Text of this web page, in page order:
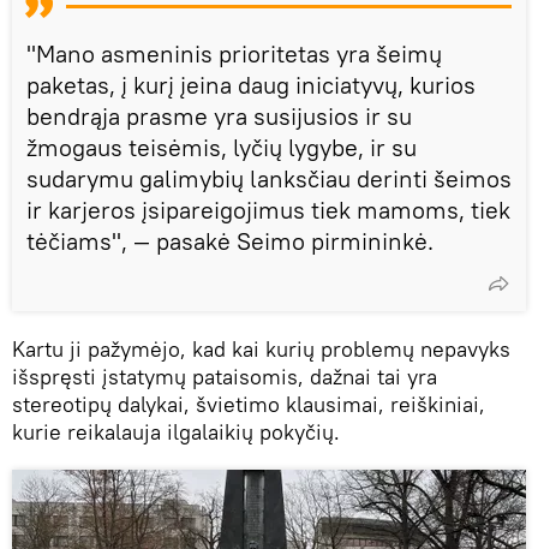
"Mano asmeninis prioritetas yra šeimų
paketas, į kurį įeina daug iniciatyvų, kurios
bendrąja prasme yra susijusios ir su
žmogaus teisėmis, lyčių lygybe, ir su
sudarymu galimybių lanksčiau derinti šeimos
ir karjeros įsipareigojimus tiek mamoms, tiek
tėčiams", — pasakė Seimo pirmininkė.
Kartu ji pažymėjo, kad kai kurių problemų nepavyks
išspręsti įstatymų pataisomis, dažnai tai yra
stereotipų dalykai, švietimo klausimai, reiškiniai,
kurie reikalauja ilgalaikių pokyčių.